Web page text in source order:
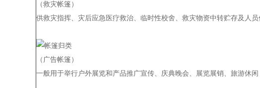
（救灾帐篷）
供救灾指挥、灾后应急医疗救治、临时性校舍、救灾物资中转贮存及人员
（广告帐篷）
一般用于举行户外展览和产品推广宣传、庆典晚会、展览展销、旅游休